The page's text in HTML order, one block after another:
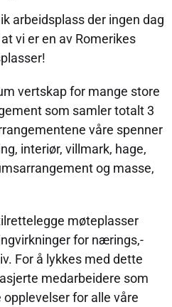
arbeidsplass der ingen dag
vi er en av Romerikes
vertskap for mange store
som samler totalt 3
våre spenner
interiør, villmark, hage,
og masse,
møteplasser
for nærings,-
For å lykkes med dette
medarbeidere som
for alle våre